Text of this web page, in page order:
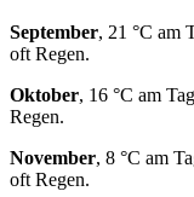
September, 21 °C am
oft Regen.
Oktober, 16 °C am
Regen.
November, 8 °C am
oft Regen.